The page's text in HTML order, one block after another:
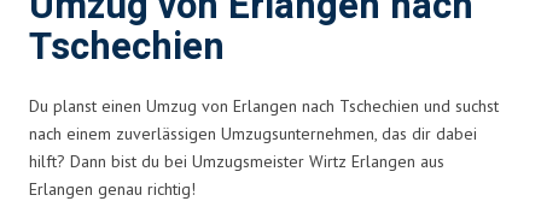
Tschechien
Du planst einen Umzug von Erlangen nach Tschechien und suchst
nach einem zuverlässigen Umzugsunternehmen, das dir dabei
hilft? Dann bist du bei Umzugsmeister Wirtz Erlangen aus
Erlangen genau richtig!